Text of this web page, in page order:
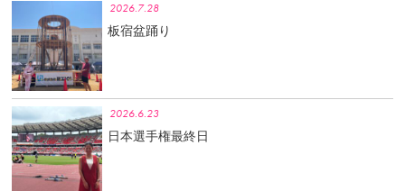
2026.7.28
板宿盆踊り
2026.6.23
日本選手権最終日